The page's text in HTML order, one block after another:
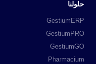
حلولنا
GestiumERP
GestiumPRO
GestiumGO
Pharmacium